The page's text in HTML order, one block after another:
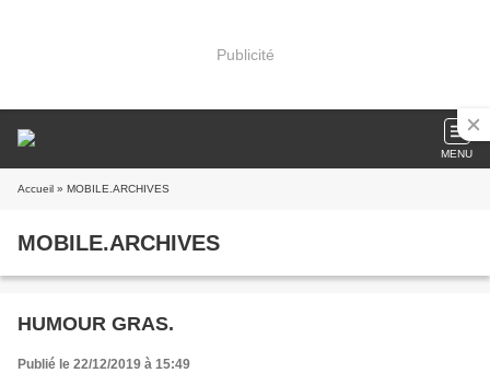
Publicité
MENU
Accueil » MOBILE.ARCHIVES
MOBILE.ARCHIVES
HUMOUR GRAS.
Publié le 22/12/2019 à 15:49